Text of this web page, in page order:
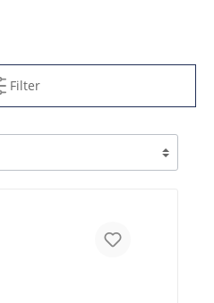
Filter